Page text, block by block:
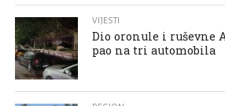
VIJESTI
Dio oronule i ruševne
pao na tri automobila